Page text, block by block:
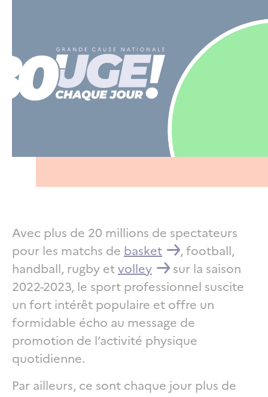
Avec plus de 20 millions de spectateurs
pour les matchs de basket
, football,
handball, rugby etvolley
sur la saison
2022-2023, le sport professionnel suscite
un fort intérêt populaire et offre un
formidable écho au message de
promotion de l’activité physique
quotidienne.
Par ailleurs, ce sont chaque jour plus de